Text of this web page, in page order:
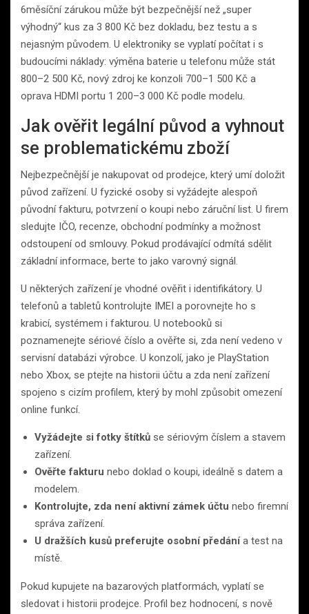
6měsíční zárukou může být bezpečnější než „super
výhodný“ kus za 3 800 Kč bez dokladu, bez testu a s
nejasným původem. U elektroniky se vyplatí počítat i s
budoucími náklady: výměna baterie u telefonu může stát
800–2 500 Kč, nový zdroj ke konzoli 700–1 500 Kč a
oprava HDMI portu 1 200–3 000 Kč podle modelu.
Jak ověřit legální původ a vyhnout
se problematickému zboží
Nejbezpečnější je nakupovat od prodejce, který umí doložit
původ zařízení. U fyzické osoby si vyžádejte alespoň
původní fakturu, potvrzení o koupi nebo záruční list. U firem
sledujte IČO, recenze, obchodní podmínky a možnost
odstoupení od smlouvy. Pokud prodávající odmítá sdělit
základní informace, berte to jako varovný signál.
U některých zařízení je vhodné ověřit i identifikátory. U
telefonů a tabletů kontrolujte IMEI a porovnejte ho s
krabicí, systémem i fakturou. U notebooků si
poznamenejte sériové číslo a ověřte si, zda není vedeno v
servisní databázi výrobce. U konzolí, jako je PlayStation
nebo Xbox, se ptejte na historii účtu a zda není zařízení
spojeno s cizím profilem, který by mohl způsobit omezení
online funkcí.
Vyžádejte si fotky štítků se sériovým číslem a stavem
zařízení.
Ověřte fakturu nebo doklad o koupi, ideálně s datem a
modelem.
Kontrolujte, zda není aktivní zámek účtu nebo firemní
správa zařízení.
U dražších kusů preferujte osobní předánía test na
místě.
Pokud kupujete na bazarových platformách, vyplatí se
sledovat i historii prodejce. Profil bez hodnocení, s nově